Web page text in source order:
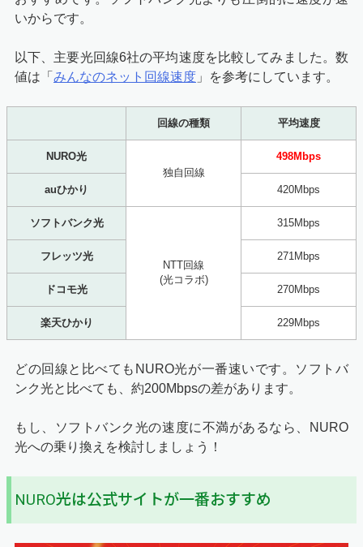
いからです。
以下、主要光回線6社の平均速度を比較してみました。数
値は「 みんなのネット回線速度 」を参考にしています。
回線の種類 平均速度
NURO光
独自回線
498Mbps
auひかり 420Mbps
ソフトバンク光
NTT回線
(光コラボ)
315Mbps
フレッツ光 271Mbps
ドコモ光 270Mbps
楽天ひかり 229Mbps
どの回線と比べてもNURO光が一番速いです。ソフトバ
ンク光と比べても、約200Mbpsの差があります。
もし、ソフトバンク光の速度に不満があるなら、NURO
光への乗り換えを検討しましょう！
NURO光は公式サイトが一番おすすめ